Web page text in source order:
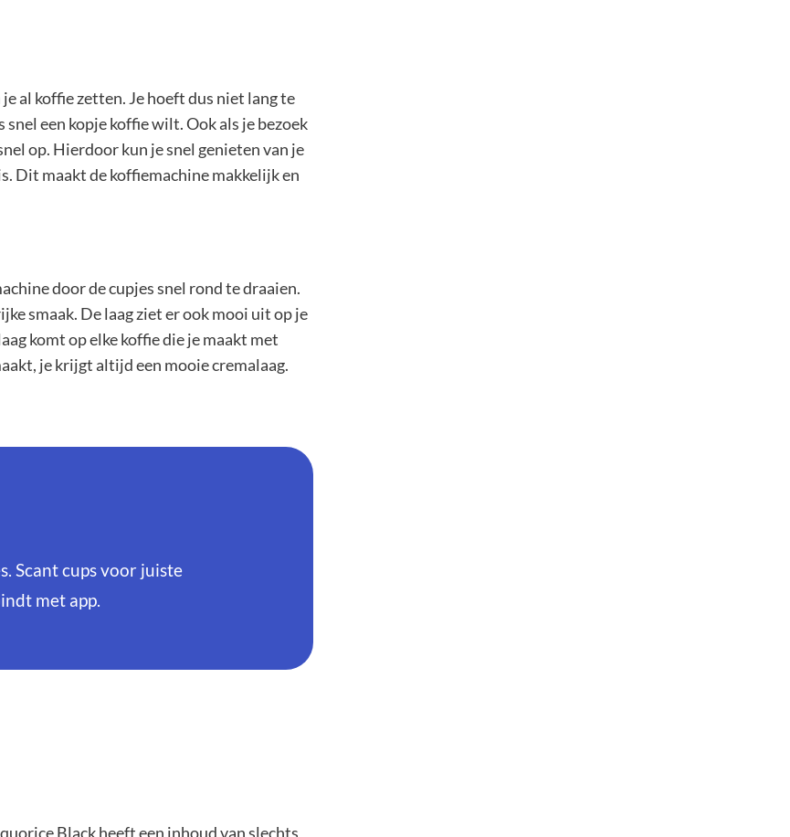
al koffie zetten. Je hoeft dus niet lang te
een kopje koffie wilt. Ook als je bezoek
op. Hierdoor kun je snel genieten van je
Dit maakt de koffiemachine makkelijk en
door de cupjes snel rond te draaien.
smaak. De laag ziet er ook mooi uit op je
komt op elke koffie die je maakt met
je krijgt altijd een mooie cremalaag.
Scant cups voor juiste
met app.
Black heeft een inhoud van slechts